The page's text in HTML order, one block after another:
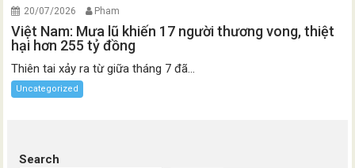
20/07/2026 Pham
Việt Nam: Mưa lũ khiến 17 người thương vong, thiệt
hại hơn 255 tỷ đồng
Thiên tai xảy ra từ giữa tháng 7 đã...
Uncategorized
Search